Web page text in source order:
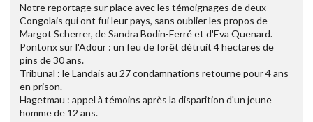
Notre reportage sur place avec les témoignages de deux
Congolais qui ont fui leur pays, sans oublier les propos de
Margot Scherrer, de Sandra Bodin-Ferré et d'Eva Quenard.
Pontonx sur l'Adour : un feu de forêt détruit 4 hectares de
pins de 30 ans.
Tribunal : le Landais au 27 condamnations retourne pour 4 ans
en prison.
Hagetmau : appel à témoins après la disparition d'un jeune
homme de 12 ans.